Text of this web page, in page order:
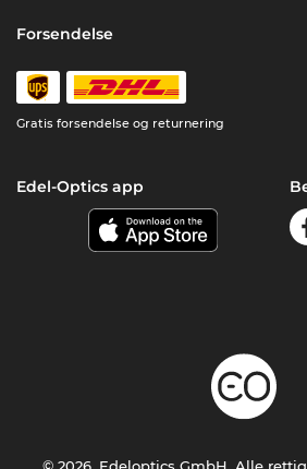
Forsendelse
Gratis forsendelse og returnering
Edel-Optics app